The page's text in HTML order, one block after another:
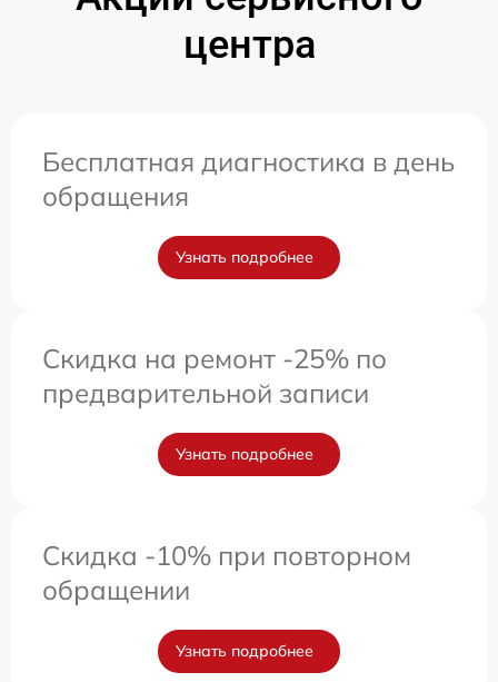
центра
Бесплатная диагностика в день
обращения
Узнать подробнее
Скидка на ремонт -25% по
предварительной записи
Узнать подробнее
Скидка -10% при повторном
обращении
Узнать подробнее